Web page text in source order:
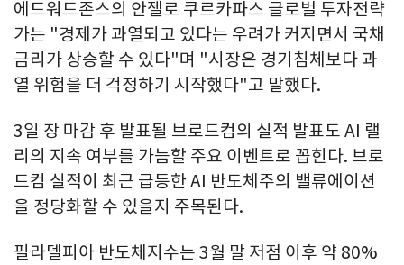
에드워드존스의 안젤로 쿠르카파스 글로벌 투자전략
가는 "경제가 과열되고 있다는 우려가 커지면서 국채
금리가 상승할 수 있다"며 "시장은 경기침체보다 과
열 위험을 더 걱정하기 시작했다"고 말했다.
3일 장 마감 후 발표될 브로드컴의 실적 발표도 AI 랠
리의 지속 여부를 가늠할 주요 이벤트로 꼽힌다. 브로
드컴 실적이 최근 급등한 AI 반도체주의 밸류에이션
을 정당화할 수 있을지 주목된다.
필라델피아 반도체지수는 3월 말 저점 이후 약 80%